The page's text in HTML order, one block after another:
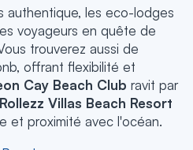
authentique, les eco-lodges
voyageurs en quête de
trouverez aussi de
offrant flexibilité et
Cay Beach Club ravit par
Rollezz Villas Beach Resort
et proximité avec l'océan.